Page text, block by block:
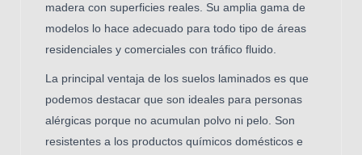
madera con superficies reales. Su amplia gama de
modelos lo hace adecuado para todo tipo de áreas
residenciales y comerciales con tráfico fluido.
La principal ventaja de los suelos laminados es que
podemos destacar que son ideales para personas
alérgicas porque no acumulan polvo ni pelo. Son
resistentes a los productos químicos domésticos e